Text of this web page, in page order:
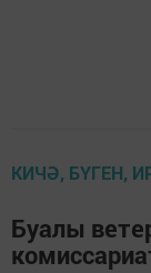
КИЧӘ, БҮГЕН,
Буалы